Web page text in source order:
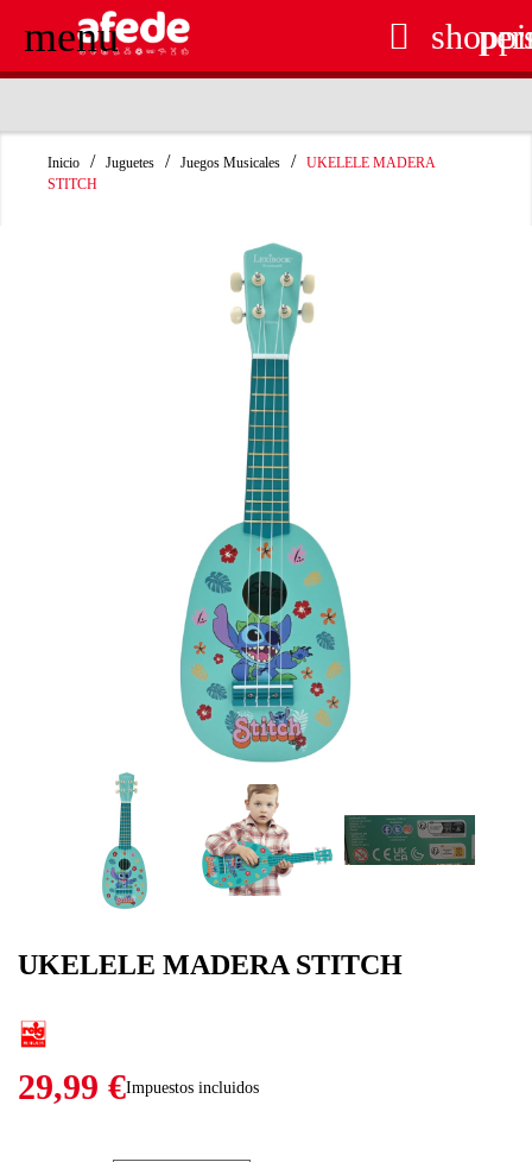
menu 
Inicio Juguetes Juegos Musicales
UKELELE MADERA
STITCH
UKELELE MADERA STITCH
29,99 €Impuestos incluidos